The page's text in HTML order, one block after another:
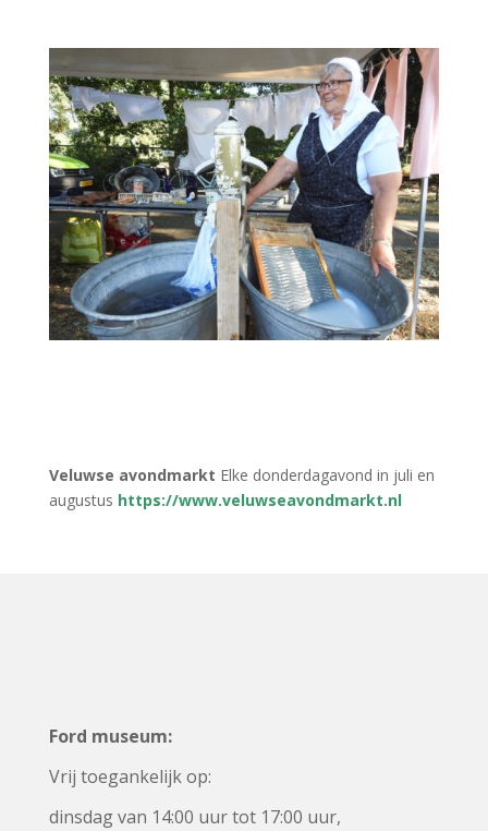
Veluwse avondmarkt Elke donderdagavond in juli en
augustus https://www.veluwseavondmarkt.nl
Ford museum:
Vrij toegankelijk op:
dinsdag van 14:00 uur tot 17:00 uur,